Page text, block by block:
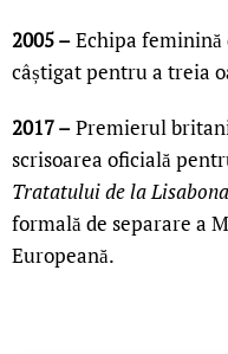
2005 –Echipa feminină
câștigat pentru a treia
2017 –Premierul
scrisoarea oficială
Tratatului de la Lisabona
formală de separare a
Europeană.